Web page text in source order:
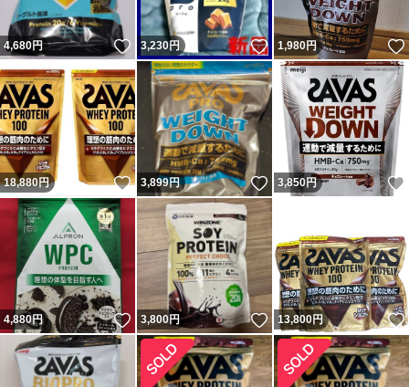
4,680円 いいね！
3,230円 いいね！
1,980円
18,880円 いいね！
3,899円 いいね！
3,850円
4,880円 いいね！
3,800円 いいね！
13,800円